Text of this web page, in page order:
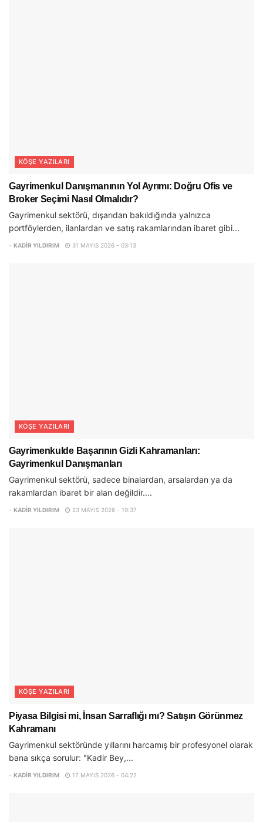
KÖŞE YAZILARI
Gayrimenkul Danışmanının Yol Ayrımı: Doğru Ofis ve
Broker Seçimi Nasıl Olmalıdır?
Gayrimenkul sektörü, dışarıdan bakıldığında yalnızca
portföylerden, ilanlardan ve satış rakamlarından ibaret gibi...
- KADIR YILDIRIM 31 MAYIS 2026 - 03:13
KÖŞE YAZILARI
Gayrimenkulde Başarının Gizli Kahramanları:
Gayrimenkul Danışmanları
Gayrimenkul sektörü, sadece binalardan, arsalardan ya da
rakamlardan ibaret bir alan değildir....
- KADIR YILDIRIM 23 MAYIS 2026 - 19:37
KÖŞE YAZILARI
Piyasa Bilgisi mi, İnsan Sarraflığı mı? Satışın Görünmez
Kahramanı
Gayrimenkul sektöründe yıllarını harcamış bir profesyonel olarak
bana sıkça sorulur: "Kadir Bey,...
- KADIR YILDIRIM 17 MAYIS 2026 - 04:22